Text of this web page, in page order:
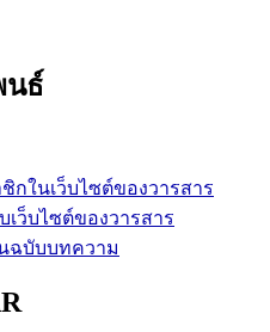
นธ์
กในเว็บไซต์ของวารสาร
ว็บไซต์ของวารสาร
ฉบับบทความ